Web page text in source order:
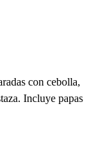
con cebolla,
Incluye papas